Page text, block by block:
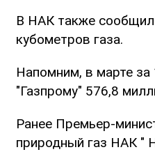
В НАК также
кубометров газа.
Напомним, в марте за
"Газпрому" 576,8
Ранее Премьер-
природный газ НАК "